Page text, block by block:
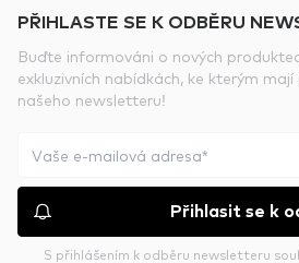
PŘIHLASTE SE K ODBĚRU
Buďte informováni o nových
exkluzivních nabídkách, ke kterým
našeho newsletteru!
Přihlasit se k
S přihlášením k odběru newsletteru